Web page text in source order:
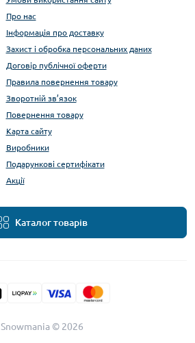
Про нас
Інформація про доставку
Захист і обробка персональних даних
Договір публічної оферти
Правила повернення товару
Зворотній зв’язок
Повернення товару
Карта сайту
Виробники
Подарункові сертифікати
Акції
Каталог товарів
Snowmania © 2026